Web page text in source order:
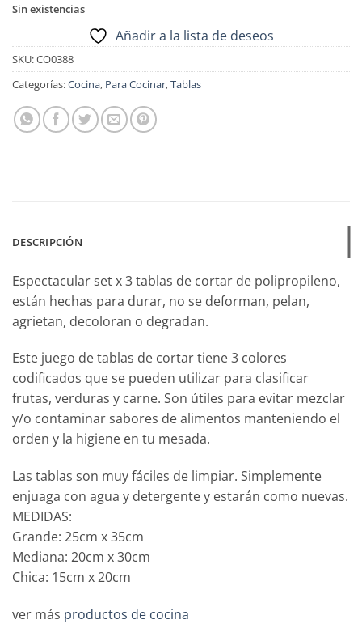
Sin existencias
Añadir a la lista de deseos
SKU:CO0388
Categorías:Cocina, Para Cocinar,Tablas
DESCRIPCIÓN
Espectacular set x 3 tablas de cortar de polipropileno,
están hechas para durar, no se deforman, pelan,
agrietan, decoloran o degradan.
Este juego de tablas de cortar tiene 3 colores
codificados que se pueden utilizar para clasificar
frutas, verduras y carne. Son útiles para evitar mezclar
y/o contaminar sabores de alimentos manteniendo el
orden y la higiene en tu mesada.
Las tablas son muy fáciles de limpiar. Simplemente
enjuaga con agua y detergente y estarán como nuevas.
MEDIDAS:
Grande: 25cm x 35cm
Mediana: 20cm x 30cm
Chica: 15cm x 20cm
ver más productos de cocina